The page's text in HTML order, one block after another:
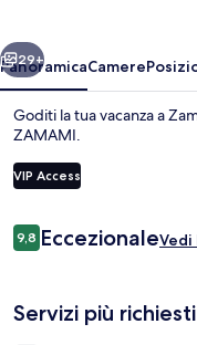
Avanti
29+
PanoramicaCamere
Goditi la tua vacanza a
ZAMAMI.
VIP Access
Recensioni
9,89,8 su 10
EccezionaleVedi
Servizi più richiesti